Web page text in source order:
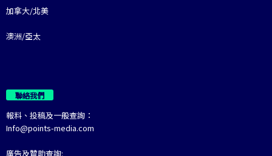
加拿大/北美
澳洲/亞太
聯絡我們
報料、投稿及一般查詢：
Info@points-media.com
廣告及贊助查詢: